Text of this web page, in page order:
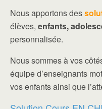
Nous apportons des
élèves, enfants,
personnalisée.
Nous sommes à vos
équipe d’enseignants
vos enfants ainsi que